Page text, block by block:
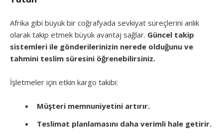
Afrika gibi büyük bir coğrafyada sevkiyat süreçlerini anlık
olarak takip etmek büyük avantaj sağlar. Güncel takip
sistemleri ile gönderilerinizin nerede olduğunu ve
tahmini teslim süresini öğrenebilirsiniz.
İşletmeler için etkin kargo takibi:
Müşteri memnuniyetini artırır.
Teslimat planlamasını daha verimli hale getirir.